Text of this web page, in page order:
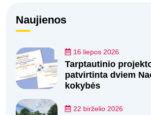
Naujienos
16 liepos 2026
Tarptautinio
patvirtinta dviem
kokybės
22 birželio 2026